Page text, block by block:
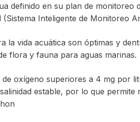
definido en su plan de monitoreo
Inteligente de Monitoreo
la vida acuática son óptimas y
flora y fauna para aguas marinas.
oxígeno superiores a 4 mg por
estable, por lo que permite